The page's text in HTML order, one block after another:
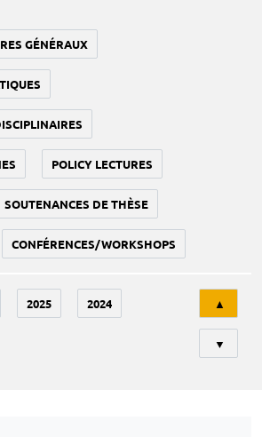
GÉNÉRAUX
POLICY LECTURES
SOUTENANCES DE THÈSE
CONFÉRENCES/WORKSHOPS
2025 2024 ▲
▼